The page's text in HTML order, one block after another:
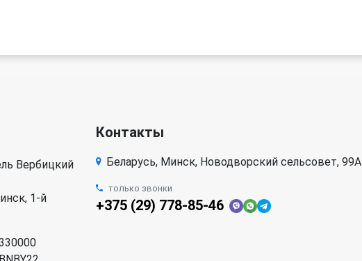
Вербицкий
1-й
Контакты
Беларусь, Минск, Новодворский сельсовет, 99А
только звонки
+375 (29) 778-85-46